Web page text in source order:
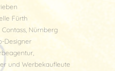
Fürth
Nürnberg
Designer
und Werbekaufleute